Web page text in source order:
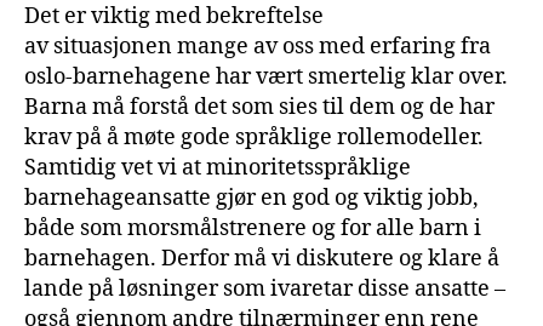
Det er viktig med bekreftelse
av situasjonen mange av oss med erfaring fra
oslo-barnehagene har vært smertelig klar over.
Barna må forstå det som sies til dem og de har
krav på å møte gode språklige rollemodeller.
Samtidig vet vi at minoritetsspråklige
barnehageansatte gjør en god og viktig jobb,
både som morsmålstrenere og for alle barn i
barnehagen. Derfor må vi diskutere og klare å
lande på løsninger som ivaretar disse ansatte –
også gjennom andre tilnærminger enn rene